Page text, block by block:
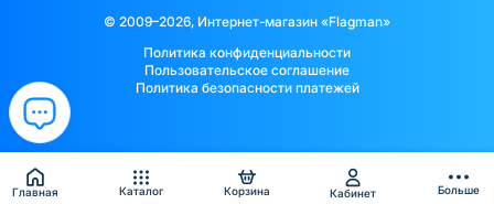
Главная Каталог Корзина Кабинет Больше
© 2009–2026, Интернет-магазин «Flagman»
Политика конфиденциальности
Пользовательское соглашение
Политика безопасности платежей